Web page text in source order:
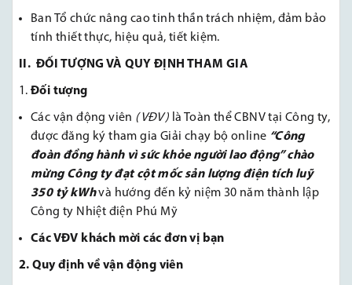
Ban Tổ chức nâng cao tinh thần trách nhiệm, đảm bảo
tính thiết thực, hiệu quả, tiết kiệm.
II. ĐỐI TƯỢNG VÀ QUY ĐỊNH THAM GIA
Đối tượng
Các vận động viên (VĐV) là Toàn thể CBNV tại Công ty,
được đăng ký tham gia Giải chạy bộ online “Công
đoàn đồng hành vì sức khỏe người lao động” chào
mừng Công ty đạt cột mốc sản lượng điện tích luỹ
350 tỷ kWhvà hướng đến kỷ niệm 30 năm thành lập
Công ty Nhiệt điện Phú Mỹ
Các VĐV khách mời các đơn vị bạn
2. Quy định về vận động viên